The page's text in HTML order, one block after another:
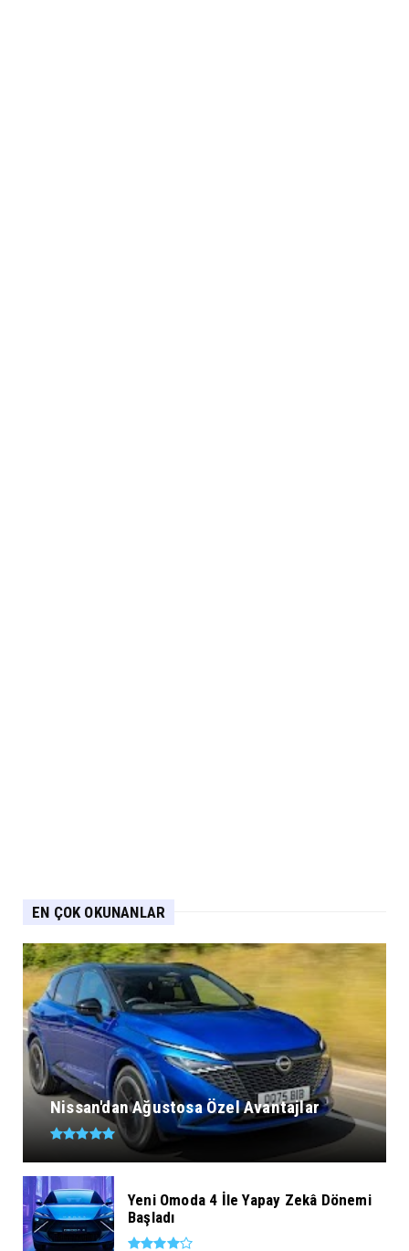
EN ÇOK OKUNANLAR
Nissan'dan Ağustosa Özel Avantajlar
Yeni Omoda 4 İle Yapay Zekâ Dönemi
Başladı